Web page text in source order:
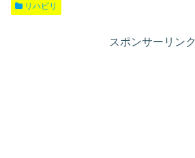
リハビリ
スポンサーリンク